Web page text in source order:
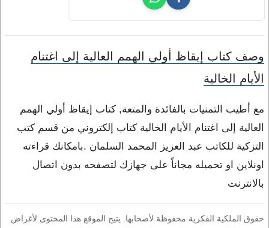
وصف كتاب إيقاظ أولي الهمم العالية إلى اغتنام
الأيام الخالية
مع أطيب التمنيات بالفائدة والمتعة, كتاب إيقاظ أولي الهمم
العالية إلى اغتنام الأيام الخالية كتاب إلكتروني من قسم كتب
التزكية للكاتب عبد العزيز المحمد السلمان .بامكانك قراءته
اونلاين او تحميله مجاناً على جهازك لتصفحه بدون اتصال
بالانترنت
حقوق الملكية الفكرية محفوظة لأصحابها. يتيح الموقع هذا المحتوى لأغراض